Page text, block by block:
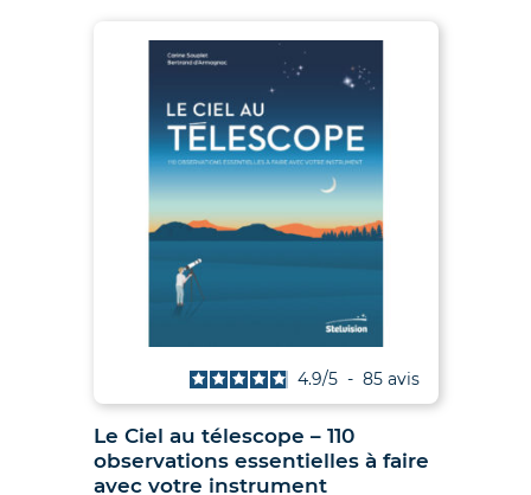
Le Ciel au télescope – 110
observations essentielles à faire
avec votre instrument
4.9/5 - 85 avis